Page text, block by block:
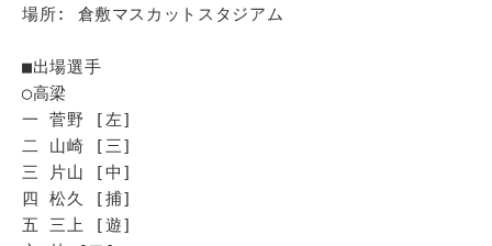
場所: 倉敷マスカットスタジアム
■出場選手
◯高梁
一 菅野 [左]
二 山崎 [三]
三 片山 [中]
四 松久 [捕]
五 三上 [遊]